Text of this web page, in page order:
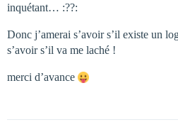
inquétant… :??:
Donc j’amerai s’avoir s’il existe un
s’avoir s’il va me laché !
merci d’avance